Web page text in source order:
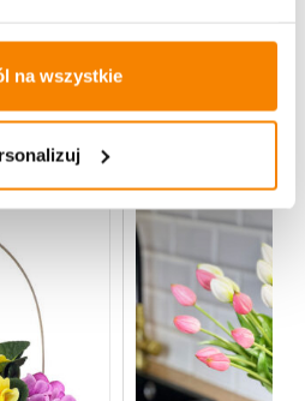
na wszystkie
sztuczne